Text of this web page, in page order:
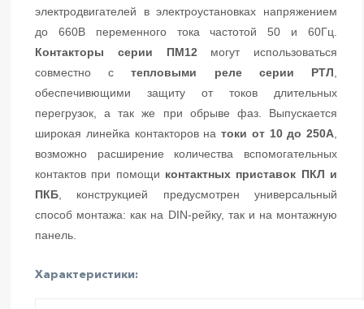
электродвигателей в электроустановках напряжением
до 660В переменного тока частотой 50 и 60Гц.
Контакторы серии ПМ12 могут использоваться
совместно степловыми реле серии РТЛ
обеспечивющими защиту от токов длительных
перегрузок, а так же при обрыве фаз. Выпускается
широкая линейка контакторов на токи от 10 до 250А
возможно расширение количества вспомогательных
контактов при помощи контактных приставок ПКЛ и
ПКБ , конструкцией предусмотрен универсальный
способ монтажа: как на DIN-рейку, так и на монтажную
панель.
Характеристики: